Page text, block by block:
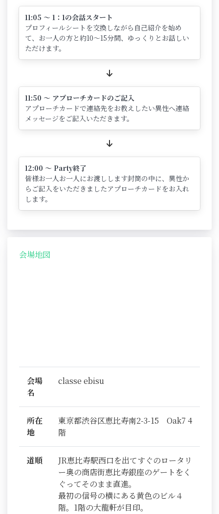
11:05 ～ 1：1の会話スタート
プロフィールシートを交換しながら自己紹介を始め
て、お一人の方と約10～15分間、ゆっくりとお話しい
ただけます。
11:50 ～ アプローチカードのご記入
アプローチカードで連絡先をお教えしたい異性へ連絡
メッセージをご記入いただきます。
12:00 ～ Party終了
皆様お一人お一人にお渡しします封筒の中に、異性か
らご記入をいただきましたアプローチカードをお入れ
します。
会場地図
会場
名
classe ebisu
所在
地
東京都渋谷区恵比寿南2-3-15 Oak7 4
階
道順
JR恵比寿駅西口を出てすぐのロータリ
ー奥の商店街恵比寿銀座のゲートをく
ぐってそのまま直進。
最初の信号の横にある黄色のビル４
階。1階の大龍軒が目印。